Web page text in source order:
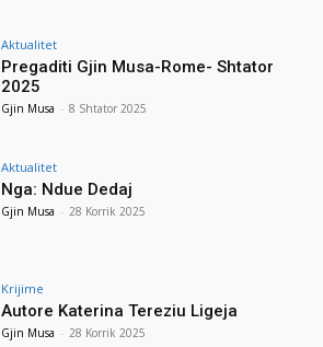
Aktualitet
Pregaditi Gjin Musa-Rome- Shtator
2025
Gjin Musa - 8 Shtator 2025
Aktualitet
Nga: Ndue Dedaj
Gjin Musa - 28 Korrik 2025
Krijime
Autore Katerina Tereziu Ligeja
Gjin Musa - 28 Korrik 2025